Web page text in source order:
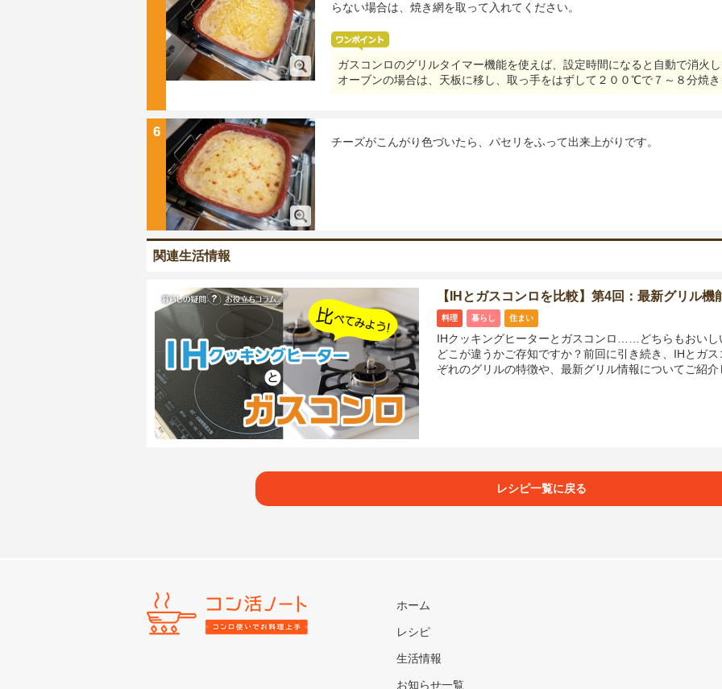
らない場合は、焼き網を取って入れてください。
ガスコンロのグリルタイマー機能を使えば、設定時間になると自動で消火
オーブンの場合は、天板に移し、取っ手をはずして２００℃で７～８分焼
6
チーズがこんがり色づいたら、パセリをふって出来上がりです。
関連生活情報
【IHとガスコンロを比較】第4回：最新グリル
料理 暮らし 住まい
IHクッキングヒーターとガスコンロ……どちらもおいし
どこが違うかご存知ですか？前回に引き続き、IHとガ
ぞれのグリルの特徴や、最新グリル情報についてご紹介
レシピ一覧に戻る
ホーム
レシピ
生活情報
お知らせ一覧